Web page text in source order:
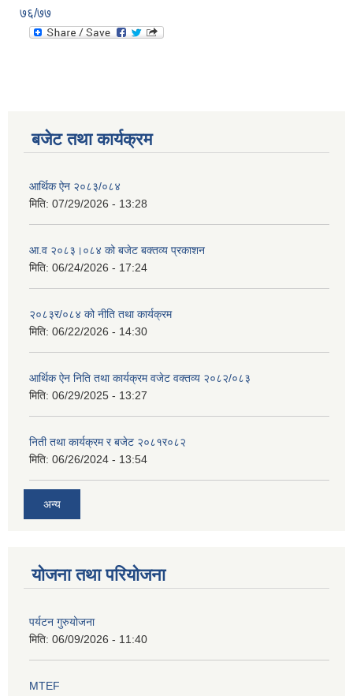
७६/७७
बजेट तथा कार्यक्रम
आर्थिक ऐन २०८३/०८४
मिति: 07/29/2026 - 13:28
आ.व २०८३।०८४ को बजेट बक्तव्य प्रकाशन
मिति: 06/24/2026 - 17:24
२०८३र/०८४ को नीति तथा कार्यक्रम
मिति: 06/22/2026 - 14:30
आर्थिक ऐन निति तथा कार्यक्रम वजेट वक्तव्य २०८२/०८३
मिति: 06/29/2025 - 13:27
निती तथा कार्यक्रम र बजेट २०८१र०८२
मिति: 06/26/2024 - 13:54
अन्य
योजना तथा परियोजना
पर्यटन गुरुयोजना
मिति: 06/09/2026 - 11:40
MTEF